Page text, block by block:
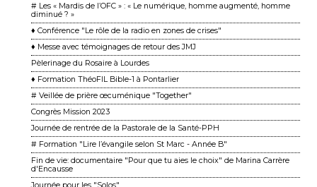
# Les « Mardis de l’OFC » : « Le numérique, homme augmenté, homme
diminué ? »
♦ Conférence "Le rôle de la radio en zones de crises"
♦ Messe avec témoignages de retour des JMJ
Pèlerinage du Rosaire à Lourdes
♦ Formation ThéoFIL Bible-1 à Pontarlier
# Veillée de prière œcuménique "Together"
Congrès Mission 2023
Journée de rentrée de la Pastorale de la Santé-PPH
# Formation "Lire l’évangile selon St Marc - Année B"
Fin de vie: documentaire "Pour que tu aies le choix" de Marina Carrère
d'Encausse
Journée pour les "Solos"